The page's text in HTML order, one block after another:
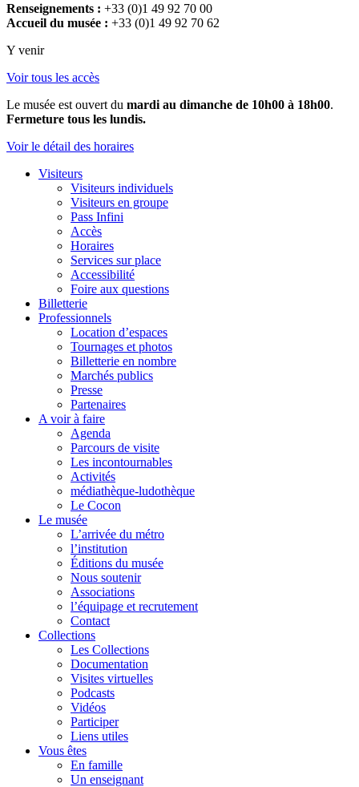
Renseignements : +33 (0)1 49 92 70 00
Accueil du musée : +33 (0)1 49 92 70 62
Y venir
Voir tous les accès
Le musée est ouvert du mardi au dimanche de 10h00 à 18h00.
Fermeture tous les lundis.
Voir le détail des horaires
Visiteurs
Visiteurs individuels
Visiteurs en groupe
Pass Infini
Accès
Horaires
Services sur place
Accessibilité
Foire aux questions
Billetterie
Professionnels
Location d’espaces
Tournages et photos
Billetterie en nombre
Marchés publics
Presse
Partenaires
A voir à faire
Agenda
Parcours de visite
Les incontournables
Activités
médiathèque-ludothèque
Le Cocon
Le musée
L’arrivée du métro
l’institution
Éditions du musée
Nous soutenir
Associations
l’équipage et recrutement
Contact
Collections
Les Collections
Documentation
Visites virtuelles
Podcasts
Vidéos
Participer
Liens utiles
Vous êtes
En famille
Un enseignant